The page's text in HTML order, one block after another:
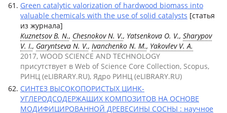
Green catalytic valorization of hardwood biomass into
valuable chemicals with the use of solid catalysts [статья
из журнала]
Kuznetsov B. N., Chesnokov N. V., Yatsenkova O. V., Sharypov
V. I., Garyntseva N. V., Ivanchenko N. M., Yakovlev V. A.
2017, WOOD SCIENCE AND TECHNOLOGY
присутствует в Web of Science Core Collection, Scopus,
РИНЦ (eLIBRARY.RU), Ядро РИНЦ (eLIBRARY.RU)
СИНТЕЗ ВЫСОКОПОРИСТЫХ ЦИНК-
УГЛЕРОДСОДЕРЖАЩИХ КОМПОЗИТОВ НА ОСНОВЕ
МОДИФИЦИРОВАННОЙ ДРЕВЕСИНЫ СОСНЫ : научное